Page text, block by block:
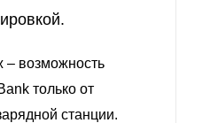
– возможность
только от
станции.